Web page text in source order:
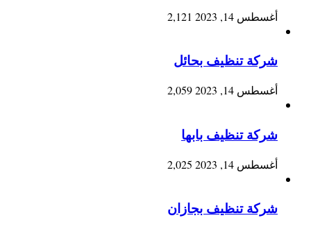
أغسطس 14, 2023 2,121
شركة تنظيف بحائل
أغسطس 14, 2023 2,059
شركة تنظيف بابها
أغسطس 14, 2023 2,025
شركة تنظيف بجازان